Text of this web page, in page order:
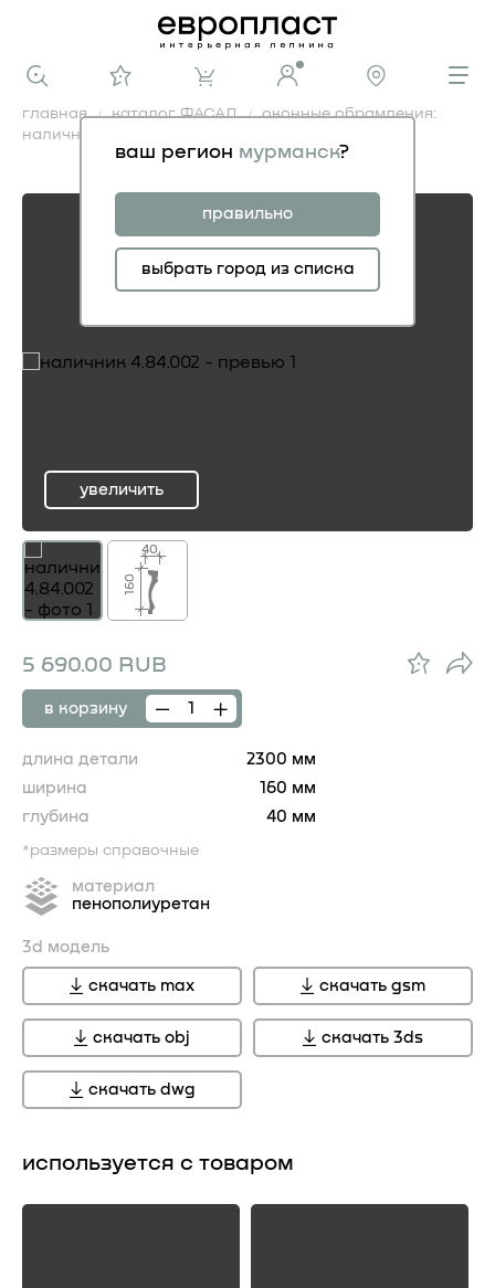
ваш регион мурманск?
правильно
выбрать город из списка
главная каталог ФАСАД
оконные обрамления:
наличники
наличник 4.84.002
ru
увеличить
40
160
5 690.00 RUB
в корзину
длина детали
2300 мм
ширина
160 мм
глубина
40 мм
*размеры справочные
материал
пенополиуретан
3d модель
скачать max скачать gsm
скачать obj скачать 3ds
скачать dwg
используется с товаром